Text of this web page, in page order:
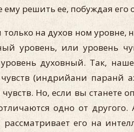
решить ее, побуждая его
на духов ном уровне,
уровень, или уровень
духовный. Так,
(индрийани паранй
Но, если вы станете
одно от
его на